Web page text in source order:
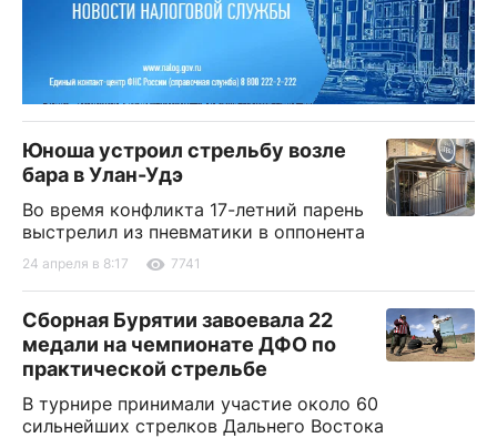
Юноша устроил стрельбу возле
бара в Улан-Удэ
Во время конфликта 17-летний парень
выстрелил из пневматики в оппонента
24 апреля в 8:17 7741
Сборная Бурятии завоевала 22
медали на чемпионате ДФО по
практической стрельбе
В турнире принимали участие около 60
сильнейших стрелков Дальнего Востока